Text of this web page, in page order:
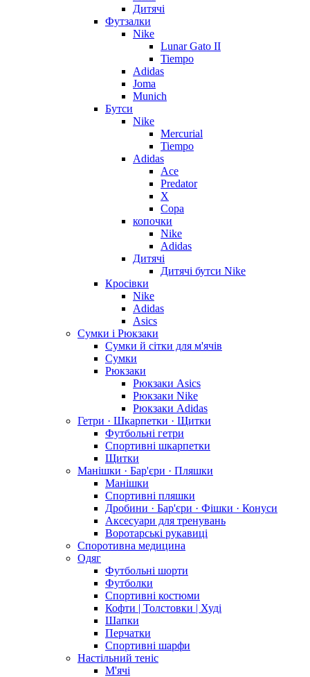
Дитячі
Футзалки
Nike
Lunar Gato II
Tiempo
Adidas
Joma
Munich
Бутси
Nike
Mercurial
Tiempo
Adidas
Ace
Predator
X
Copa
копочки
Nike
Adidas
Дитячі
Дитячі бутси Nike
Кросівки
Nike
Adidas
Asics
Сумки і Рюкзаки
Сумки й сітки для м'ячів
Сумки
Рюкзаки
Рюкзаки Asics
Рюкзаки Nike
Рюкзаки Adidas
Гетри · Шкарпетки · Щитки
Футбольні гетри
Спортивні шкарпетки
Щитки
Манішки · Бар'єри · Пляшки
Манішки
Спортивні пляшки
Дробини · Бар'єри · Фішки · Конуси
Аксесуари для тренувань
Воротарські рукавиці
Споротивна медицина
Одяг
Футбольні шорти
Футболки
Спортивні костюми
Кофти | Толстовки | Худі
Шапки
Перчатки
Спортивні шарфи
Настільний теніс
М'ячі